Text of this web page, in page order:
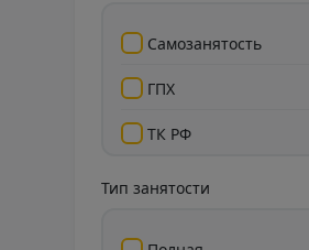
Самозанятость
ГПХ
ТК РФ
Тип занятости